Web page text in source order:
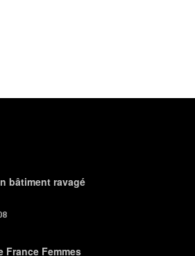
bâtiment ravagé
France Femmes